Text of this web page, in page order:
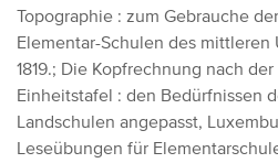
Topographie : zum Gebrauche
Elementar-Schulen des mittleren
1819.; Die Kopfrechnung nach
Einheitstafel : den Bedürfnissen
Landschulen angepasst,
Leseübungen für